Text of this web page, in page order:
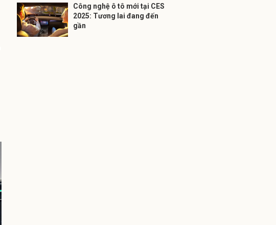
Công nghệ ô tô mới tại CES
2025: Tương lai đang đến
gần